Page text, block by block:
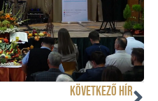
KÖVETKEZŐ HÍR